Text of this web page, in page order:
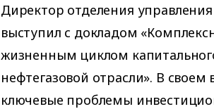
Директор отделения
выступил с докладом
жизненным циклом
нефтегазовой отрасли». В
ключевые проблемы